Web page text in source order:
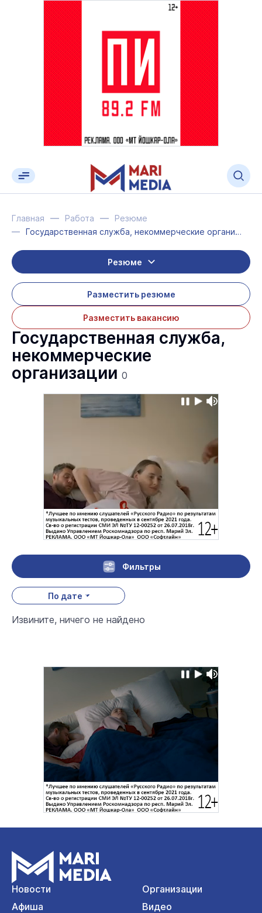
Главная Работа
Резюме
Государственная служба, некоммерческие организации
Разместить резюме
Разместить вакансию
Резюме
Государственная служба,
некоммерческие
организации 0
Фильтры
По дате
Извините, ничего не найдено
Новости
Организации
Афиша
Видео